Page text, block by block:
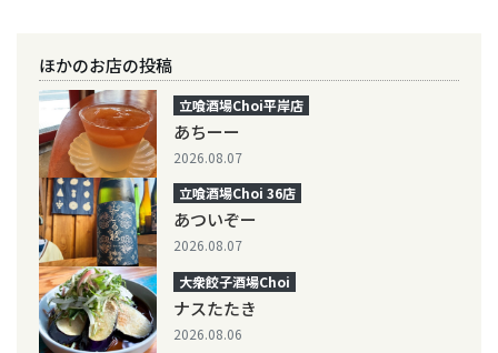
ほかのお店の投稿
立喰酒場Choi平岸店
あちーー
2026.08.07
立喰酒場Choi 36店
あついぞー
2026.08.07
大衆餃子酒場Choi
ナスたたき
2026.08.06